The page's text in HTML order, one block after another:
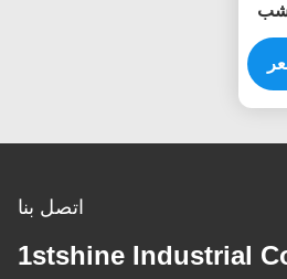
اتصل بنا
1stshine Industrial